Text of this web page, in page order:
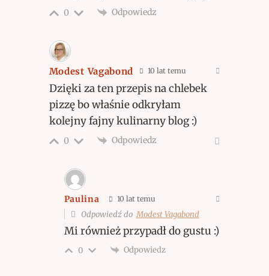
0 Odpowiedz
Modest Vagabond 10 lat temu
Dzięki za ten przepis na chlebek
pizzę bo właśnie odkryłam
kolejny fajny kulinarny blog :)
0 Odpowiedz
Paulina 10 lat temu
Odpowiedź doModest Vagabond
Mi również przypadł do gustu :)
0 Odpowiedz